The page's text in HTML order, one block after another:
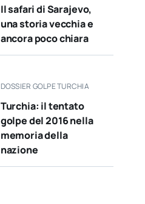
Il safari di Sarajevo,
una storia vecchia e
ancora poco chiara
DOSSIER GOLPE TURCHIA
Turchia: il tentato
golpe del 2016 nella
memoria della
nazione